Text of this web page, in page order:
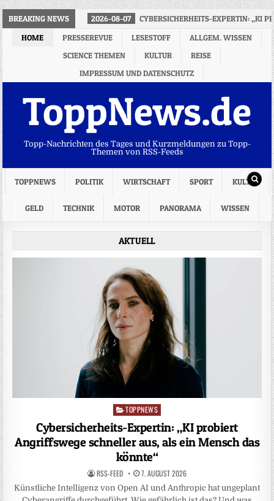
BREAKING NEWS 2026-08-07
CYBERSICHERHEITS-EXPERTIN: „KI
HOME
PRESSEREVUE LESESTOFF
ALLGEM. WISSEN
SCIENCE THEMEN
KULTUR
REISE
IMPRESSUM UND DATENSCHUTZ
ToppNews.de
Topp-Nachrichten des Tages und Kurzmeldungen zu Topp-
Themen von RSS-Feeds
TOPPNEWS POLITIK WIRTSCHAFT SPORT KULTUR
GELD TECHNIK MOTOR PANORAMA WISSEN
AKTUELL
Posted
in
TOPPNEWS
Cybersicherheits-Expertin: „KI probiert
Angriffswege schneller aus, als ein Mensch das
könnte“
RSS-FEED 7. AUGUST 2026
Künstliche Intelligenz von Open AI und Anthropic hat ungeplant